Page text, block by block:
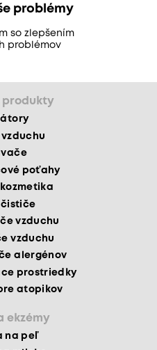
problémy
so zlepšením
problémov
produkty
poťahy
čističe
vzduchu
vzduchu
alergénov
prostriedky
atopikov
ekzémy
na peľ